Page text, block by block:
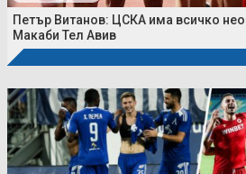
Петър Витанов: ЦСКА има всичко
Макаби Тел Авив